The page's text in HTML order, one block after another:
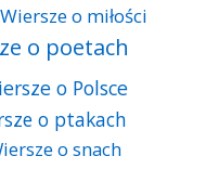
Wiersze o miłości
o poetach
o Polsce
o ptakach
o snach